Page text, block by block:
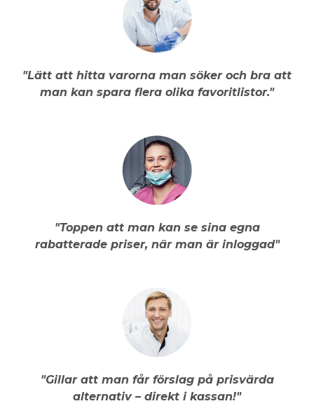
"Lätt att hitta varorna man söker och bra att
man kan spara flera olika favoritlistor."
"Toppen att man kan se sina egna
rabatterade priser, när man är inloggad"
"Gillar att man får förslag på prisvärda
alternativ – direkt i kassan!"